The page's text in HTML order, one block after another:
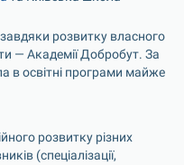
розвитку власного
— Академії Добробут. За
в освітні програми майже
розвитку різних
(спеціалізації,